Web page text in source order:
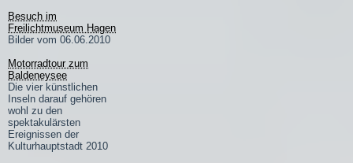
Besuch im
Freilichtmuseum Hagen
Bilder vom 06.06.2010
Motorradtour zum
Baldeneysee
Die vier künstlichen
Inseln darauf gehören
wohl zu den
spektakulärsten
Ereignissen der
Kulturhauptstadt 2010